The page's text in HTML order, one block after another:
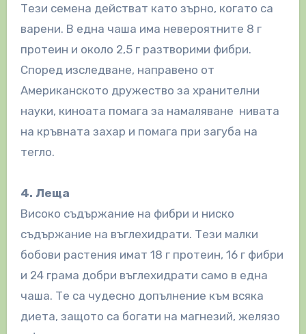
Тези семена действат като зърно, когато са
варени. В една чаша има невероятните 8 г
протеин и около 2,5 г разтворими фибри.
Според изследване, направено от
Американското дружество за хранителни
науки, киноата помага за намаляване нивата
на кръвната захар и помага при загуба на
тегло.
4. Леща
Високо съдържание на фибри и ниско
съдържание на въглехидрати. Тези малки
бобови растения имат 18 г протеин, 16 г фибри
и 24 грама добри въглехидрати само в една
чаша. Те са чудесно допълнение към всяка
диета, защото са богати на магнезий, желязо